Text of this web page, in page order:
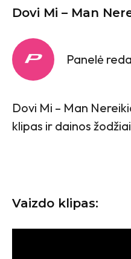
Dovi Mi – Man
Panelė
Dovi Mi – Man
klipas ir dainos
Vaizdo klipas: